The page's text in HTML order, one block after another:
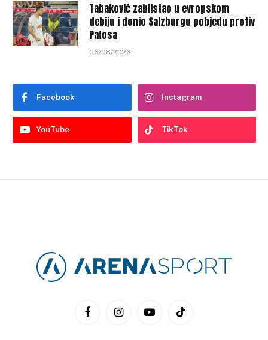
Tabaković zablistao u evropskom
debiju i donio Salzburgu pobjedu protiv
Pafosa
06/08/2026
Facebook Instagram
YouTube TikTok
FacebookInstagramYouTubeTikTok